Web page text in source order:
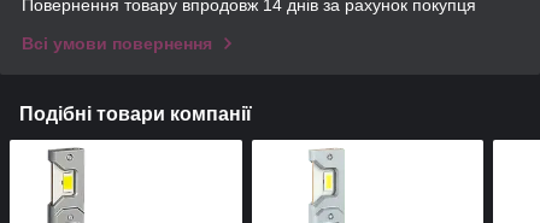
Повернення товару впродовж 14 днів за рахунок покупця
Всі умови повернення
Подібні товари компанії